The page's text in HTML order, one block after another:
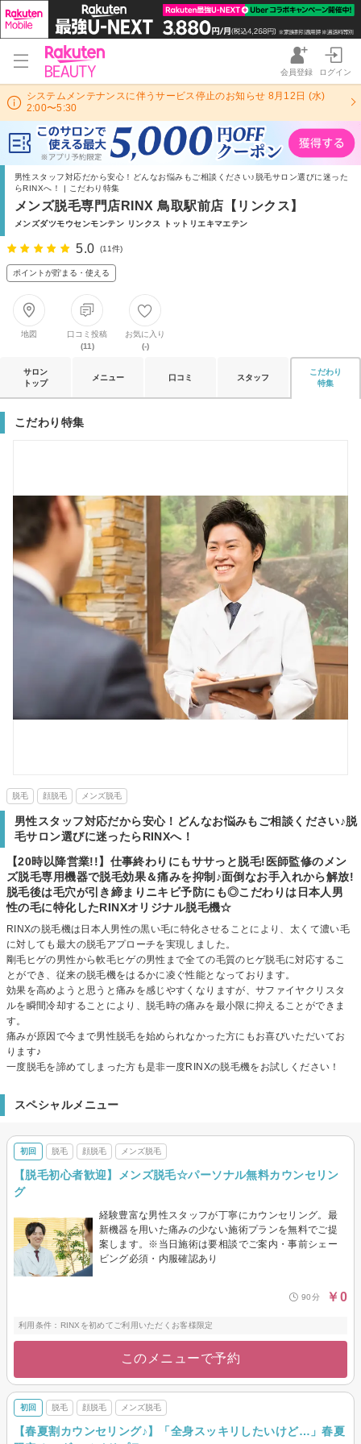
会員登録 ログイン
システムメンテナンスに伴うサービス停止のお知らせ 8月12日 (水)
2:00〜5:30
男性スタッフ対応だから安心！どんなお悩みもご相談ください♪脱毛サロン選びに迷った
らRINXへ！ | こだわり特集
メンズ脱毛専門店RINX 鳥取駅前店【リンクス】
メンズダツモウセンモンテン リンクス トットリエキマエテン
5.0 (11件)
ポイントが貯まる・使える
地図
口コミ投稿
(11)
お気に入り
(-)
サロン
トップ
メニュー 口コミ スタッフ
こだわり
特集
こだわり特集
脱毛 顔脱毛 メンズ脱毛
男性スタッフ対応だから安心！どんなお悩みもご相談ください♪脱
毛サロン選びに迷ったらRINXへ！
【20時以降営業!!】仕事終わりにもササっと脱毛!医師監修のメン
ズ脱毛専用機器で脱毛効果＆痛みを抑制♪面倒なお手入れから解放!
脱毛後は毛穴が引き締まりニキビ予防にも◎こだわりは日本人男
性の毛に特化したRINXオリジナル脱毛機☆
RINXの脱毛機は日本人男性の黒い毛に特化させることにより、太くて濃い毛
に対しても最大の脱毛アプローチを実現しました。
剛毛ヒゲの男性から軟毛ヒゲの男性まで全ての毛質のヒゲ脱毛に対応するこ
とができ、従来の脱毛機をはるかに凌ぐ性能となっております。
効果を高めようと思うと痛みを感じやすくなりますが、サファイヤクリスタ
ルを瞬間冷却することにより、脱毛時の痛みを最小限に抑えることができま
す。
痛みが原因で今まで男性脱毛を始められなかった方にもお喜びいただいてお
ります♪
一度脱毛を諦めてしまった方も是非一度RINXの脱毛機をお試しください！
スペシャルメニュー
初回 脱毛 顔脱毛 メンズ脱毛
【脱毛初心者歓迎】メンズ脱毛☆パーソナル無料カウンセリン
グ
経験豊富な男性スタッフが丁寧にカウンセリング。最
新機器を用いた痛みの少ない施術プランを無料でご提
案します。※当日施術は要相談でご案内・事前シェー
ビング必須・内服確認あり
90分 ￥0
利用条件：RINXを初めてご利用いただくお客様限定
このメニューで予約
初回 脱毛 顔脱毛 メンズ脱毛
【春夏割カウンセリング♪】「全身スッキリしたいけど…」春夏